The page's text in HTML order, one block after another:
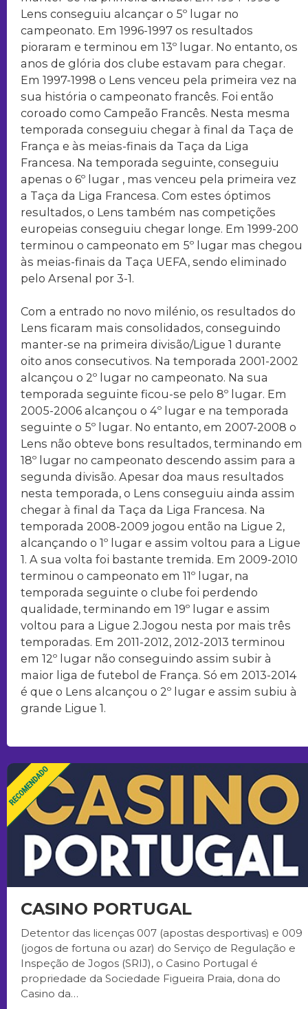
Lens conseguiu alcançar o 5º lugar no
campeonato. Em 1996-1997 os resultados
pioraram e terminou em 13º lugar. No entanto, os
anos de glória dos clube estavam para chegar.
Em 1997-1998 o Lens venceu pela primeira vez na
sua história o campeonato francês. Foi então
coroado como Campeão Francês. Nesta mesma
temporada conseguiu chegar à final da Taça de
França e às meias-finais da Taça da Liga
Francesa. Na temporada seguinte, conseguiu
apenas o 6º lugar , mas venceu pela primeira vez
a Taça da Liga Francesa. Com estes óptimos
resultados, o Lens também nas competições
europeias conseguiu chegar longe. Em 1999-200
terminou o campeonato em 5º lugar mas chegou
às meias-finais da Taça UEFA, sendo eliminado
pelo Arsenal por 3-1.
Com a entrado no novo milénio, os resultados do
Lens ficaram mais consolidados, conseguindo
manter-se na primeira divisão/Ligue 1 durante
oito anos consecutivos. Na temporada 2001-2002
alcançou o 2º lugar no campeonato. Na sua
temporada seguinte ficou-se pelo 8º lugar. Em
2005-2006 alcançou o 4º lugar e na temporada
seguinte o 5º lugar. No entanto, em 2007-2008 o
Lens não obteve bons resultados, terminando em
18º lugar no campeonato descendo assim para a
segunda divisão. Apesar doa maus resultados
nesta temporada, o Lens conseguiu ainda assim
chegar à final da Taça da Liga Francesa. Na
temporada 2008-2009 jogou então na Ligue 2,
alcançando o 1º lugar e assim voltou para a Ligue
1. A sua volta foi bastante tremida. Em 2009-2010
terminou o campeonato em 11º lugar, na
temporada seguinte o clube foi perdendo
qualidade, terminando em 19º lugar e assim
voltou para a Ligue 2.Jogou nesta por mais três
temporadas. Em 2011-2012, 2012-2013 terminou
em 12º lugar não conseguindo assim subir à
maior liga de futebol de França. Só em 2013-2014
é que o Lens alcançou o 2º lugar e assim subiu à
grande Ligue 1.
CASINO PORTUGAL
Detentor das licenças 007 (apostas desportivas) e 009
(jogos de fortuna ou azar) do Serviço de Regulação e
Inspeção de Jogos (SRIJ), o Casino Portugal é
propriedade da Sociedade Figueira Praia, dona do
Casino da…